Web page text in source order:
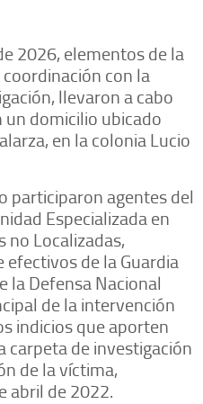
2026, elementos de la
con la
llevaron a cabo
un domicilio ubicado
en la colonia Lucio
participaron agentes del
Especializada en
no Localizadas,
de la Guardia
la Defensa Nacional
de la intervención
indicios que aporten
carpeta de investigación
de la víctima,
abril de 2022.